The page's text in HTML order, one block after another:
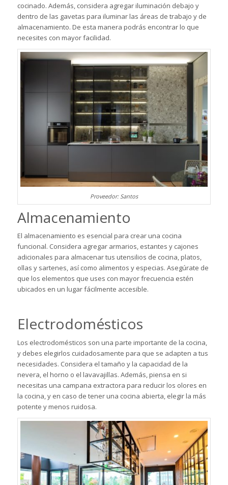
cocinado. Además, considera agregar iluminación debajo y
dentro de las gavetas para iluminar las áreas de trabajo y de
almacenamiento. De esta manera podrás encontrar lo que
necesites con mayor facilidad.
Proveedor: Santos
Almacenamiento
El almacenamiento es esencial para crear una cocina
funcional. Considera agregar armarios, estantes y cajones
adicionales para almacenar tus utensilios de cocina, platos,
ollas y sartenes, así como alimentos y especias. Asegúrate de
que los elementos que uses con mayor frecuencia estén
ubicados en un lugar fácilmente accesible.
Electrodomésticos
Los electrodomésticos son una parte importante de la cocina,
y debes elegirlos cuidadosamente para que se adapten a tus
necesidades. Considera el tamaño y la capacidad de la
nevera, el horno o el lavavajillas. Además, piensa en si
necesitas una campana extractora para reducir los olores en
la cocina, y en caso de tener una cocina abierta, elegir la más
potente y menos ruidosa.